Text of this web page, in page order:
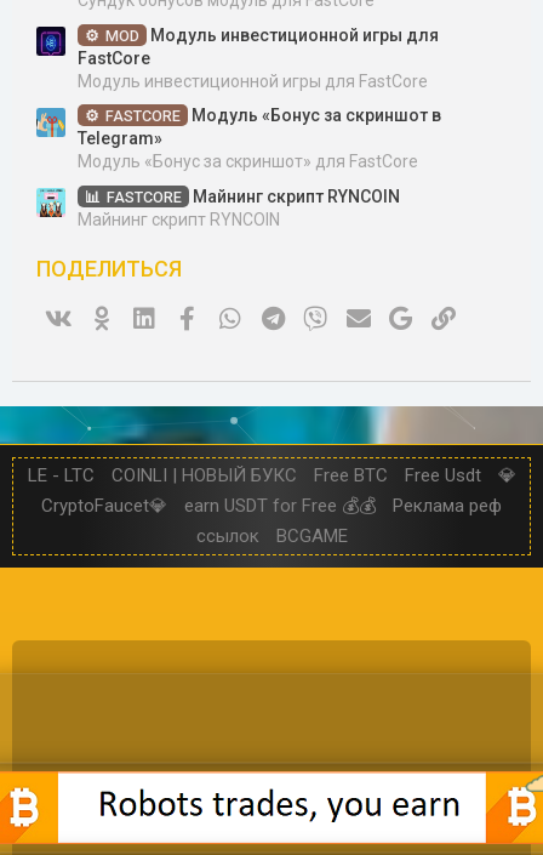
MOD
Модуль инвестиционной игры для
FastCore
Модуль инвестиционной игры для FastCore
FASTCORE
Модуль «Бонус за скриншот в
Telegram»
Модуль «Бонус за скриншот» для FastCore
FASTCORE
Майнинг скрипт RYNCOIN
Майнинг скрипт RYNCOIN
ПОДЕЛИТЬСЯ
Ok Linked InFacebookWhatsAppTelegram
Viber Электронная почта
Google
LE - LTC COINLI | НОВЫЙ БУКС Free BTC Free Usdt
💎
CryptoFaucet💎
earn USDT for Free 💰💰
Реклама реф
ссылок
BCGAME